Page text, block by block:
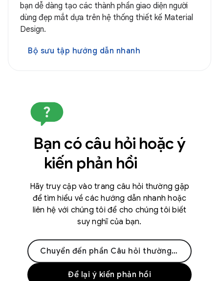
bạn dễ dàng tạo các thành phần giao diện người
dùng đẹp mắt dựa trên hệ thống thiết kế Material
Design.
Bộ sưu tập hướng dẫn nhanh
Bạn có câu hỏi hoặc ý
kiến phản hồi
Hãy truy cập vào trang câu hỏi thường gặp
để tìm hiểu về các hướng dẫn nhanh hoặc
liên hệ với chúng tôi để cho chúng tôi biết
suy nghĩ của bạn.
Chuyển đến phần Câu hỏi thường gặp
Để lại ý kiến phản hồi